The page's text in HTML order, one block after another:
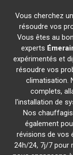
Vous cherchez un
résoudre vos
Vous êtes au
experts
expérimentés et
résoudre vos
climatisation.
complets,
l'installation de
Nos
également
révisions de vos
24h/24, 7j/7 pour